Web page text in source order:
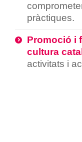
pràctiques.
Promoció i
cultura
activitats i